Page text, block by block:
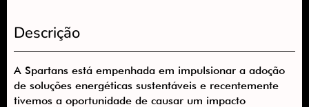
Descrição
A Spartans está empenhada em impulsionar a adoção
de soluções energéticas sustentáveis e recentemente
tivemos a oportunidade de causar um impacto